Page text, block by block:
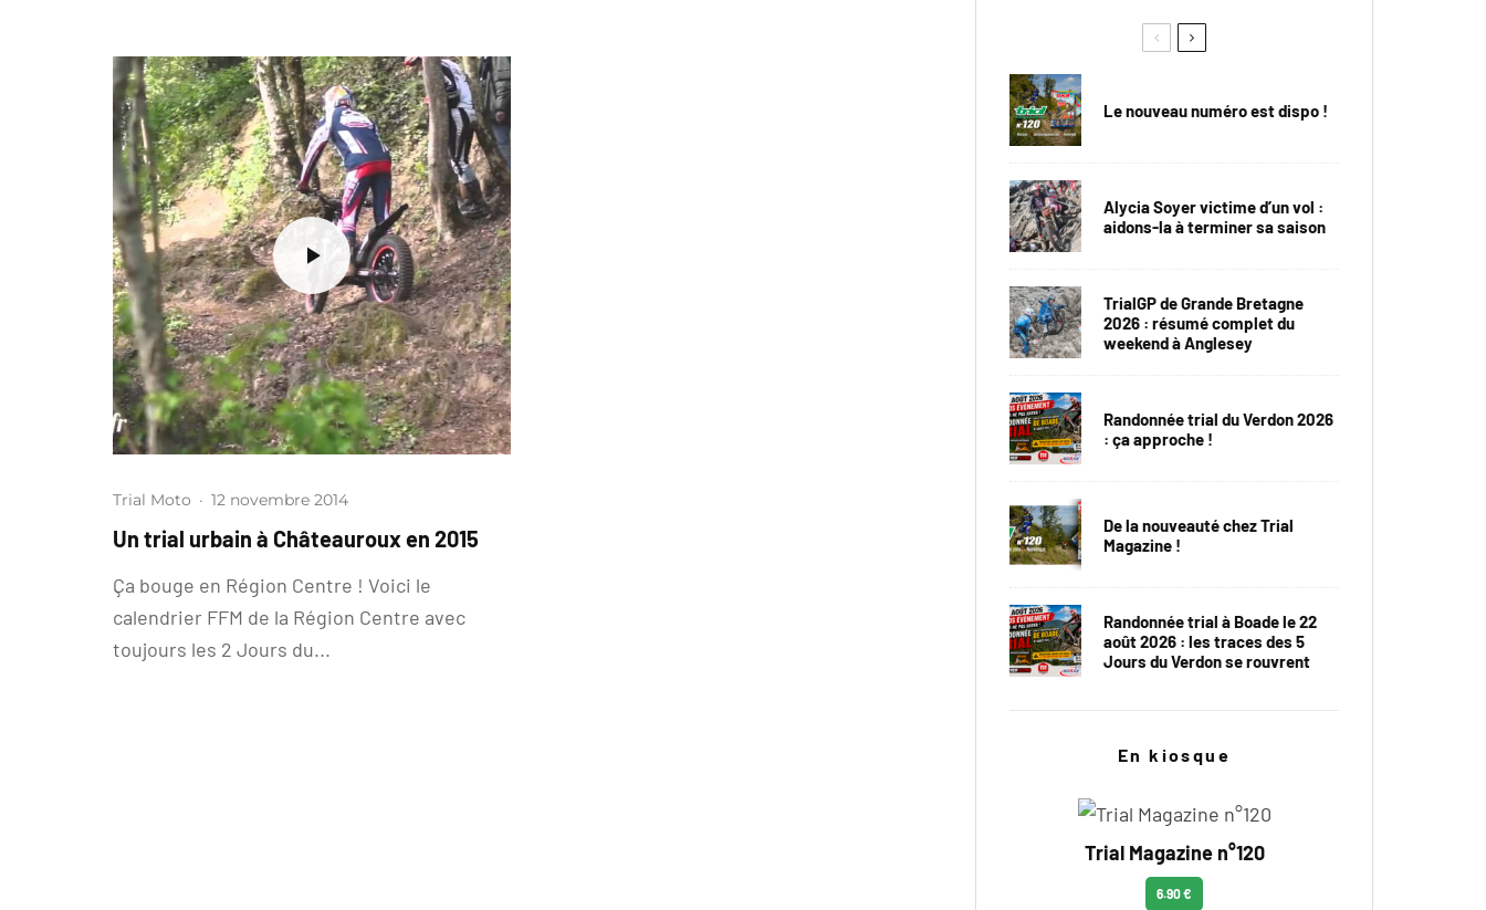
Trial Moto · 12 novembre 2014
Un trial urbain à Châteauroux en 2015
Ça bouge en Région Centre ! Voici le
calendrier FFM de la Région Centre avec
toujours les 2 Jours du...
Le nouveau numéro est dispo !
Alycia Soyer victime d’un vol :
aidons-la à terminer sa saison
TrialGP de Grande Bretagne
2026 : résumé complet du
weekend à Anglesey
Randonnée trial du Verdon 2026
: ça approche !
De la nouveauté chez Trial
Magazine !
Randonnée trial à Boade le 22
août 2026 : les traces des 5
Jours du Verdon se rouvrent
En kiosque
Trial Magazine n°120
6.90 €